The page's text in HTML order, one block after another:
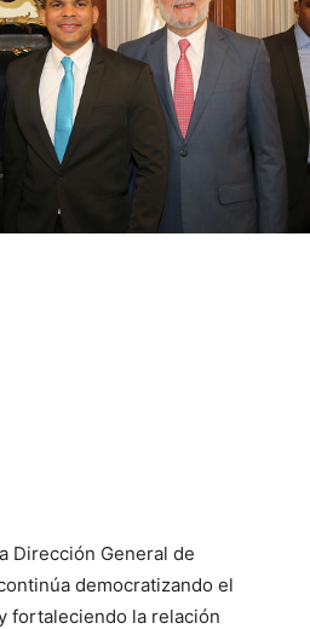
Dirección General de
democratizando el
fortaleciendo la relación